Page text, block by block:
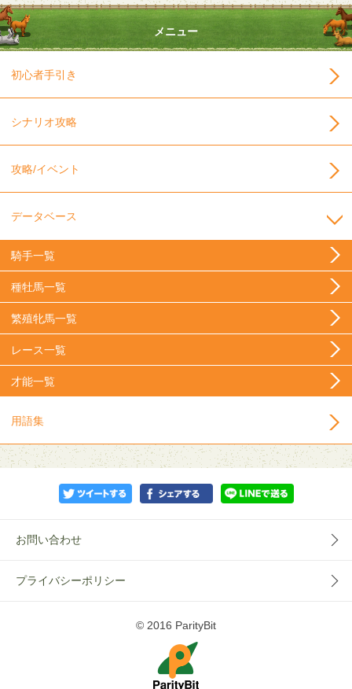
メニュー
初心者手引き
シナリオ攻略
攻略/イベント
データベース
騎手一覧
種牡馬一覧
繁殖牝馬一覧
レース一覧
才能一覧
用語集
お問い合わせ
プライバシーポリシー
© 2016 ParityBit